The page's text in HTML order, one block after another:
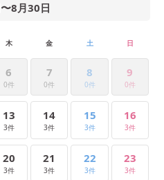
〜8月30日
木 金 土 日
6
0件
7
0件
8
0件
9
0件
13
3件
14
3件
15
3件
16
3件
20
3件
21
3件
22
3件
23
3件